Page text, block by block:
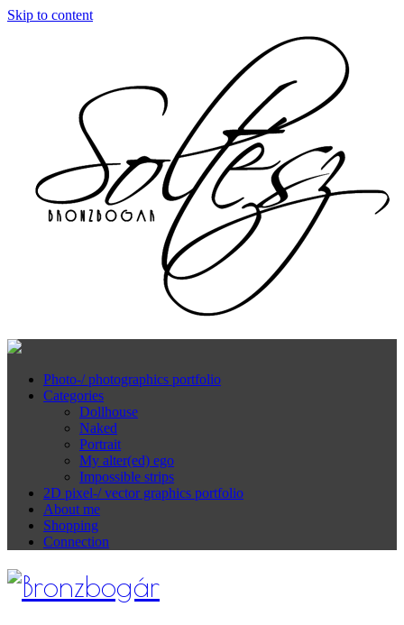
Skip to content
Photo-/ photographics portfolio
Categories
Dollhouse
Naked
Portrait
My alter(ed) ego
Impossible strips
2D pixel-/ vector graphics portfolio
About me
Shopping
Connection